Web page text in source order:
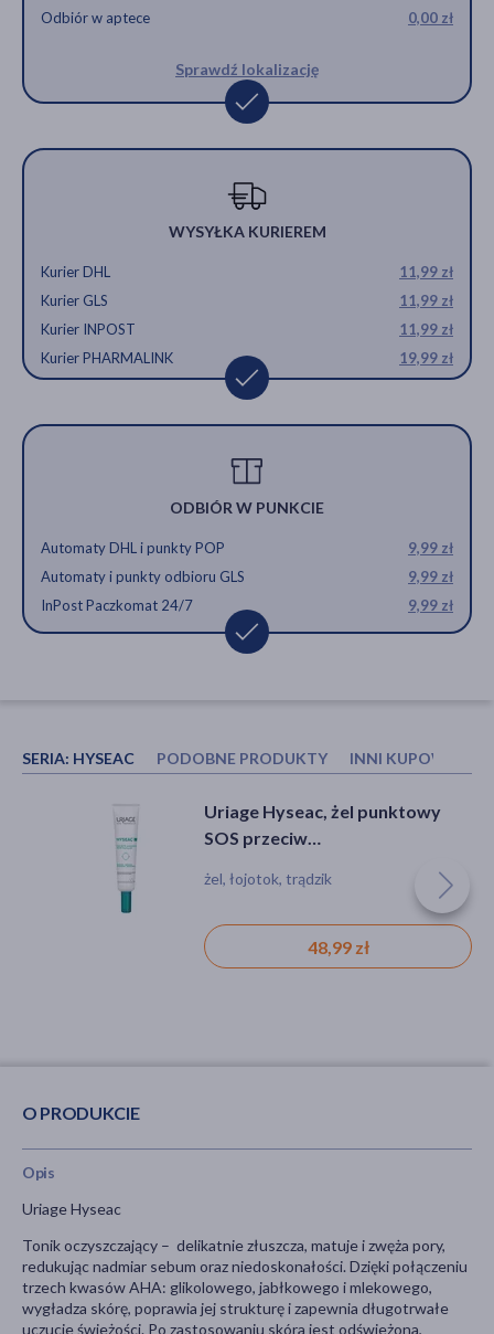
Odbiór w aptece 0,00 zł
Sprawdź lokalizację
WYSYŁKA KURIEREM
Kurier DHL
11,99 zł
Kurier GLS
11,99 zł
Kurier INPOST
11,99 zł
Kurier PHARMALINK
19,99 zł
ODBIÓR W PUNKCIE
Automaty DHL i punkty POP
9,99 zł
Automaty i punkty odbioru GLS
9,99 zł
InPost Paczkomat 24/7
9,99 zł
SERIA: HYSEAC PODOBNE PRODUKTY INNI KUPOWALI
Skinimal D, aktywny tonik
keratolityczny, 200 ml
tonik, przebarwienia, suchość
24,99 zł
Uriage Hyseac, serum-booster
przeciw niedoskonałościom, 30
serum, łojotok, trądzik, zaskórniki
88,99 zł
Uriage Hyseac, żel punktowy
SOS przeciw
żel, łojotok, trądzik
48,99 zł
O PRODUKCIE
Opis
Uriage Hyseac
Tonik oczyszczający – delikatnie złuszcza, matuje i zwęża pory,
redukując nadmiar sebum oraz niedoskonałości. Dzięki połączeniu
trzech kwasów AHA: glikolowego, jabłkowego i mlekowego,
wygładza skórę, poprawia jej strukturę i zapewnia długotrwałe
uczucie świeżości. Po zastosowaniu skóra jest odświeżona,